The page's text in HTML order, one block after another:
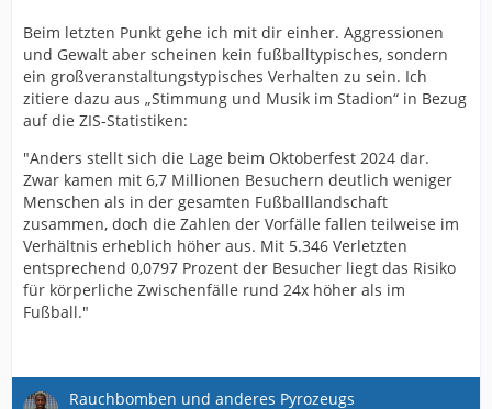
Beim letzten Punkt gehe ich mit dir einher. Aggressionen
und Gewalt aber scheinen kein fußballtypisches, sondern
ein großveranstaltungstypisches Verhalten zu sein. Ich
zitiere dazu aus „Stimmung und Musik im Stadion“ in Bezug
auf die ZIS-Statistiken:
"Anders stellt sich die Lage beim Oktoberfest 2024 dar.
Zwar kamen mit 6,7 Millionen Besuchern deutlich weniger
Menschen als in der gesamten Fußballlandschaft
zusammen, doch die Zahlen der Vorfälle fallen teilweise im
Verhältnis erheblich höher aus. Mit 5.346 Verletzten
entsprechend 0,0797 Prozent der Besucher liegt das Risiko
für körperliche Zwischenfälle rund 24x höher als im
Fußball."
Rauchbomben und anderes Pyrozeugs